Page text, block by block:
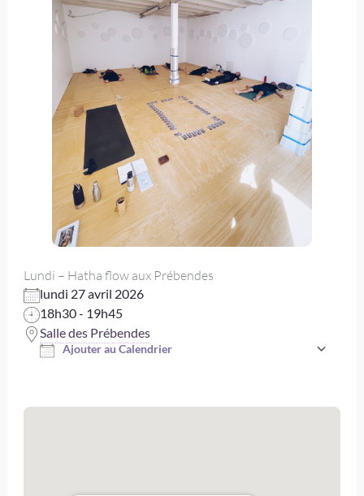
Lundi – Hatha flow aux Prébendes
lundi 27 avril 2026
18h30 - 19h45
Salle des Prébendes
Ajouter au Calendrier